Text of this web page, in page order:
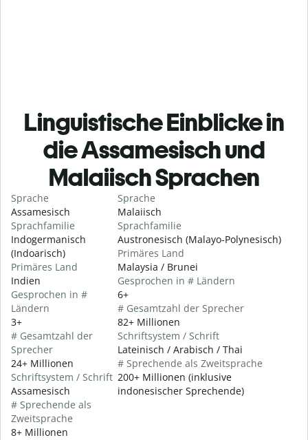
Linguistische Einblicke in
die Assamesisch und
Malaiisch Sprachen
Sprache
Assamesisch
Sprachfamilie
Indogermanisch
(Indoarisch)
Primäres Land
Indien
Gesprochen in #
Ländern
3+
# Gesamtzahl der
Sprecher
24+ Millionen
Schriftsystem / Schrift
Assamesisch
# Sprechende als
Zweitsprache
8+ Millionen
Sprache
Malaiisch
Sprachfamilie
Austronesisch (Malayo-Polynesisch)
Primäres Land
Malaysia / Brunei
Gesprochen in # Ländern
6+
# Gesamtzahl der Sprecher
82+ Millionen
Schriftsystem / Schrift
Lateinisch / Arabisch / Thai
# Sprechende als Zweitsprache
200+ Millionen (inklusive
indonesischer Sprechende)